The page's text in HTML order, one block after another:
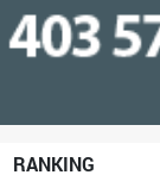
RANKING